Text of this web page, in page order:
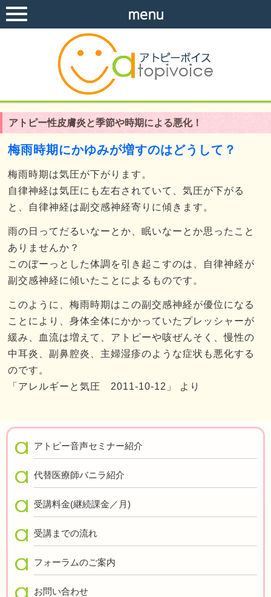
アトピー性皮膚炎と季節や時期による悪化！
梅雨時期にかゆみが増すのはどうして？
梅雨時期は気圧が下がります。
自律神経は気圧にも左右されていて、気圧が下がる
と、自律神経は副交感神経寄りに傾きます。
雨の日ってだるいなーとか、眠いなーとか思ったこと
ありませんか？
このぼーっとした体調を引き起こすのは、自律神経が
副交感神経に傾いたことによるものです。
このように、梅雨時期はこの副交感神経が優位になる
ことにより、身体全体にかかっていたプレッシャーが
緩み、血流は増えて、アトピーや咳ぜんそく、慢性の
中耳炎、副鼻腔炎、主婦湿疹のような症状も悪化する
のです。
「アレルギーと気圧 2011-10-12」 より
アトピー音声セミナー紹介
代替医療師バニラ紹介
受講料金(継続課金／月)
受講までの流れ
フォーラムのご案内
お問い合わせ